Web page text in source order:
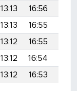
13:13 16:56
13:13 16:55
13:12 16:55
13:12 16:54
13:12 16:53